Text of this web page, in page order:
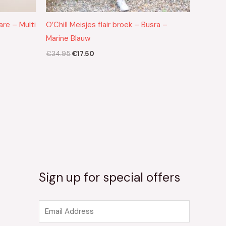
– Multi
O’Chill Meisjes flair broek – Busra –
Marine Blauw
€34.95€17.50
Sign up for special offers
m